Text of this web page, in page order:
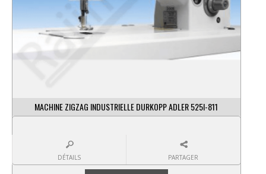
MACHINE ZIGZAG INDUSTRIELLE DURKOPP ADLER 525I-811
DÉTAILS PARTAGER